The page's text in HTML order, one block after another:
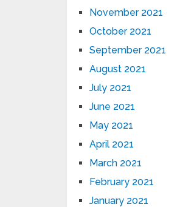
November 2021
October 2021
September 2021
August 2021
July 2021
June 2021
May 2021
April 2021
March 2021
February 2021
January 2021